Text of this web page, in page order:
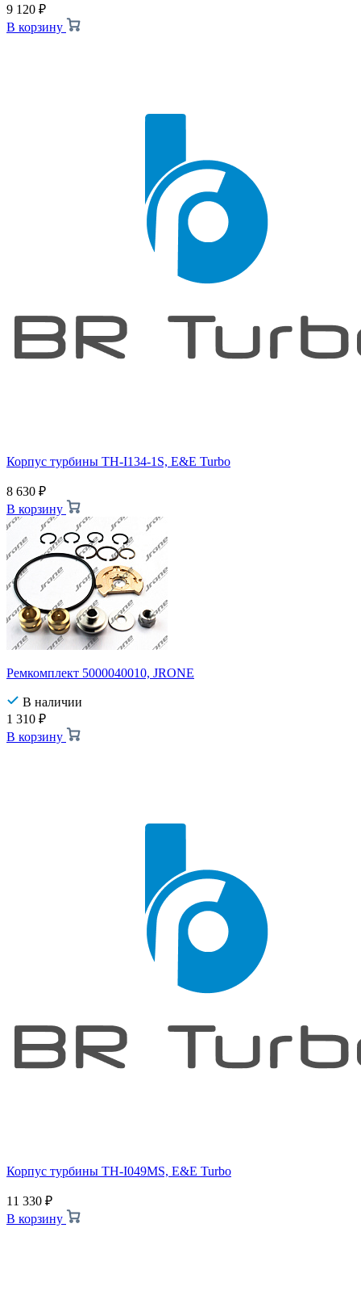
9 120 ₽
В корзину
Корпус турбины TH-I134-1S, E&E Turbo
8 630 ₽
В корзину
Ремкомплект 5000040010, JRONE
В наличии
1 310 ₽
В корзину
Корпус турбины TH-I049MS, E&E Turbo
11 330 ₽
В корзину